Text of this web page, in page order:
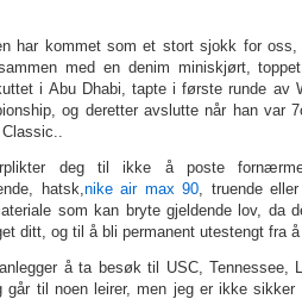
har kommet som et stort sjokk for
med en denim miniskjørt,
i Abu Dhabi, tapte i første runde av
og deretter avslutte når han var
Classic..
deg til ikke å poste
hatsk,‎nike air max 90, truende
som kan bryte gjeldende lov, da
ditt, og til å bli permanent utestengt fra
å ta besøk til USC, Tennessee,
går til noen leirer, men jeg er ikke